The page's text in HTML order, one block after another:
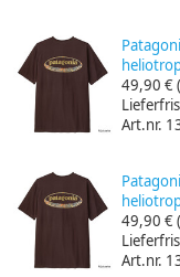
49,90 €
Art.nr.
49,90 €
Art.nr.